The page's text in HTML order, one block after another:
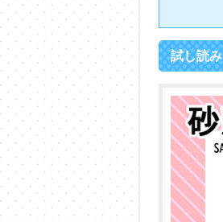
試し読み